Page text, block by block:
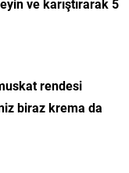
rendesi
biraz krema da